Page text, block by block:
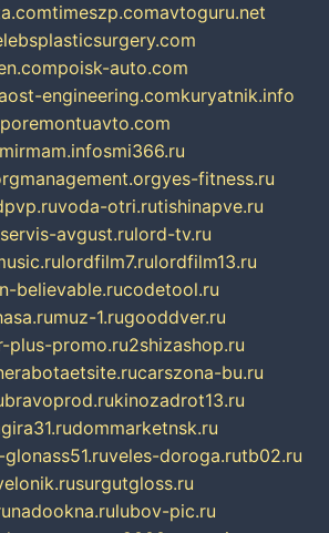
timeszp.comavtoguru.net
poisk-auto.com
ost-engineering.comkuryatnik.info
poremontuavto.com
mirmam.infosmi366.ru
yes-fitness.ru
voda-otri.rutishinapve.ru
avgust.rulord-tv.ru
lordfilm7.rulordfilm13.ru
believable.rucodetool.ru
muz-1.rugooddver.ru
plus-promo.ru2shizashop.ru
carszona-bu.ru
bravoprod.rukinozadrot13.ru
dommarketnsk.ru
glonass51.ruveles-doroga.rutb02.ru
surgutgloss.ru
nadookna.rulubov-pic.ru